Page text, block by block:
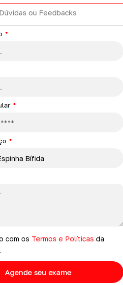
Dúvidas ou Feedbacks
com os Termos e Políticas da
Agende seu exame